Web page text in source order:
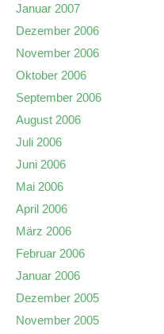
Januar 2007
Dezember 2006
November 2006
Oktober 2006
September 2006
August 2006
Juli 2006
Juni 2006
Mai 2006
April 2006
März 2006
Februar 2006
Januar 2006
Dezember 2005
November 2005